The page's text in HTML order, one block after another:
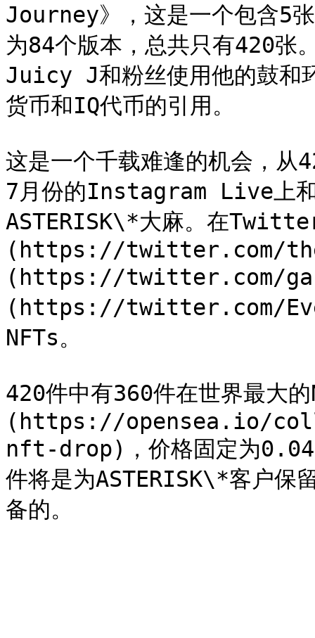
Journey》，这是一个包含5
为84个版本，总共只有420张
Juicy J和粉丝使用他的鼓和
货币和IQ代币的引用。
这是一个千载难逢的机会，从
7月份的Instagram Live上
ASTERISK\*大麻。在
(https://twitter.com/
(https://twitter.com/
(https://twitter.com/
NFTs。
420件中有360件在世界最大
(https://opensea.io/
nft-drop)，价格固定为
件将是为ASTERISK\*客户保